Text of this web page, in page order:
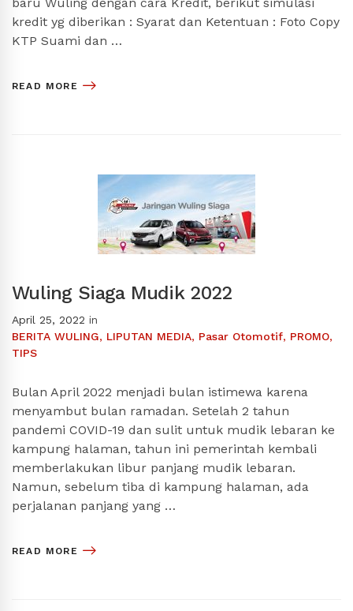
baru Wuling dengan cara Kredit, berikut simulasi
kredit yg diberikan : Syarat dan Ketentuan : Foto Copy
KTP Suami dan …
READ MORE
Wuling Siaga Mudik 2022
April 25, 2022 in
BERITA WULING, LIPUTAN MEDIA, Pasar Otomotif, PROMO,
TIPS
Bulan April 2022 menjadi bulan istimewa karena
menyambut bulan ramadan. Setelah 2 tahun
pandemi COVID-19 dan sulit untuk mudik lebaran ke
kampung halaman, tahun ini pemerintah kembali
memberlakukan libur panjang mudik lebaran.
Namun, sebelum tiba di kampung halaman, ada
perjalanan panjang yang …
READ MORE